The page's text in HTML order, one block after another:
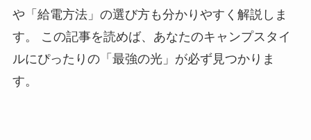
や「給電方法」の選び方も分かりやすく解説しま
す。 この記事を読めば、あなたのキャンプスタイ
ルにぴったりの「最強の光」が必ず見つかりま
す。